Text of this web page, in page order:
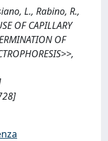
L., Rabino, R.,
OF CAPILLARY
OF